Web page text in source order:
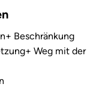
Beschränkung
Weg mit der